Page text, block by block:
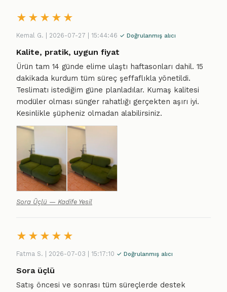
★ ★ ★ ★ ★
Kemal G. | 2026-07-27 | 15:44:46 ✓ Doğrulanmış alıcı
Kalite, pratik, uygun fiyat
Ürün tam 14 günde elime ulaştı haftasonları dahil. 15
dakikada kurdum tüm süreç şeffaflıkla yönetildi.
Teslimatı istediğim güne planladılar. Kumaş kalitesi
modüler olması sünger rahatlığı gerçekten aşırı iyi.
Kesinlikle şüpheniz olmadan alabilirsiniz.
Sora Üçlü — Kadife Yesil
★ ★ ★ ★ ★
Fatma S. | 2026-07-03 | 15:17:10 ✓ Doğrulanmış alıcı
Sora üçlü
Satış öncesi ve sonrası tüm süreçlerde destek